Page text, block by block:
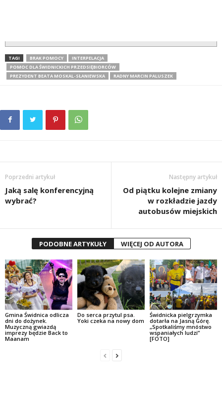
TAGI BRAK POMOCY
INTERPELACJA
POMOC DLA ŚWIDNICKICH PRZEDSIĘBIORCÓW
PREZYDENT BEATA MOSKAL-SŁANIEWSKA
RADNY MARCIN PALUSZEK
Poprzedni artykuł
Jaką salę konferencyjną
wybrać?
Następny artykuł
Od piątku kolejne zmiany
w rozkładzie jazdy
autobusów miejskich
PODOBNE ARTYKUŁY WIĘCEJ OD AUTORA
Gmina Świdnica odlicza
dni do dożynek.
Muzyczną gwiazdą
imprezy będzie Back to
Maanam
Do serca przytul psa.
Yoki czeka na nowy dom
Świdnicka pielgrzymka
dotarła na Jasną Górę.
„Spotkaliśmy mnóstwo
wspaniałych ludzi”
[FOTO]